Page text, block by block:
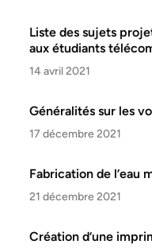
Liste des sujets
aux étudiants
14 avril 2021
Généralités sur les
17 décembre 2021
Fabrication de l’eau
21 décembre 2021
Création d’une